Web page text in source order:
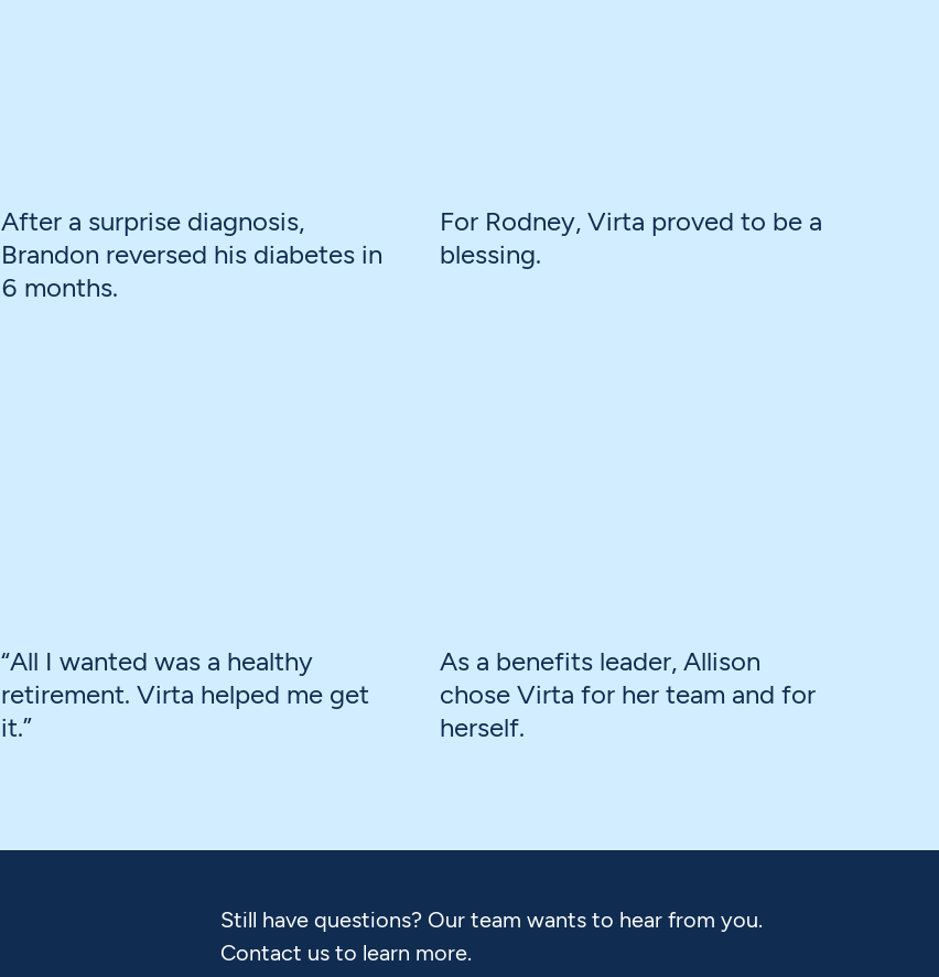
After a surprise diagnosis,
Brandon reversed his diabetes in
6 months.
For Rodney, Virta proved to be a
blessing.
“All I wanted was a healthy
retirement. Virta helped me get
it.”
As a benefits leader, Allison
chose Virta for her team and for
herself.
Still have questions? Our team wants to hear from you.
Contact us to learn more.